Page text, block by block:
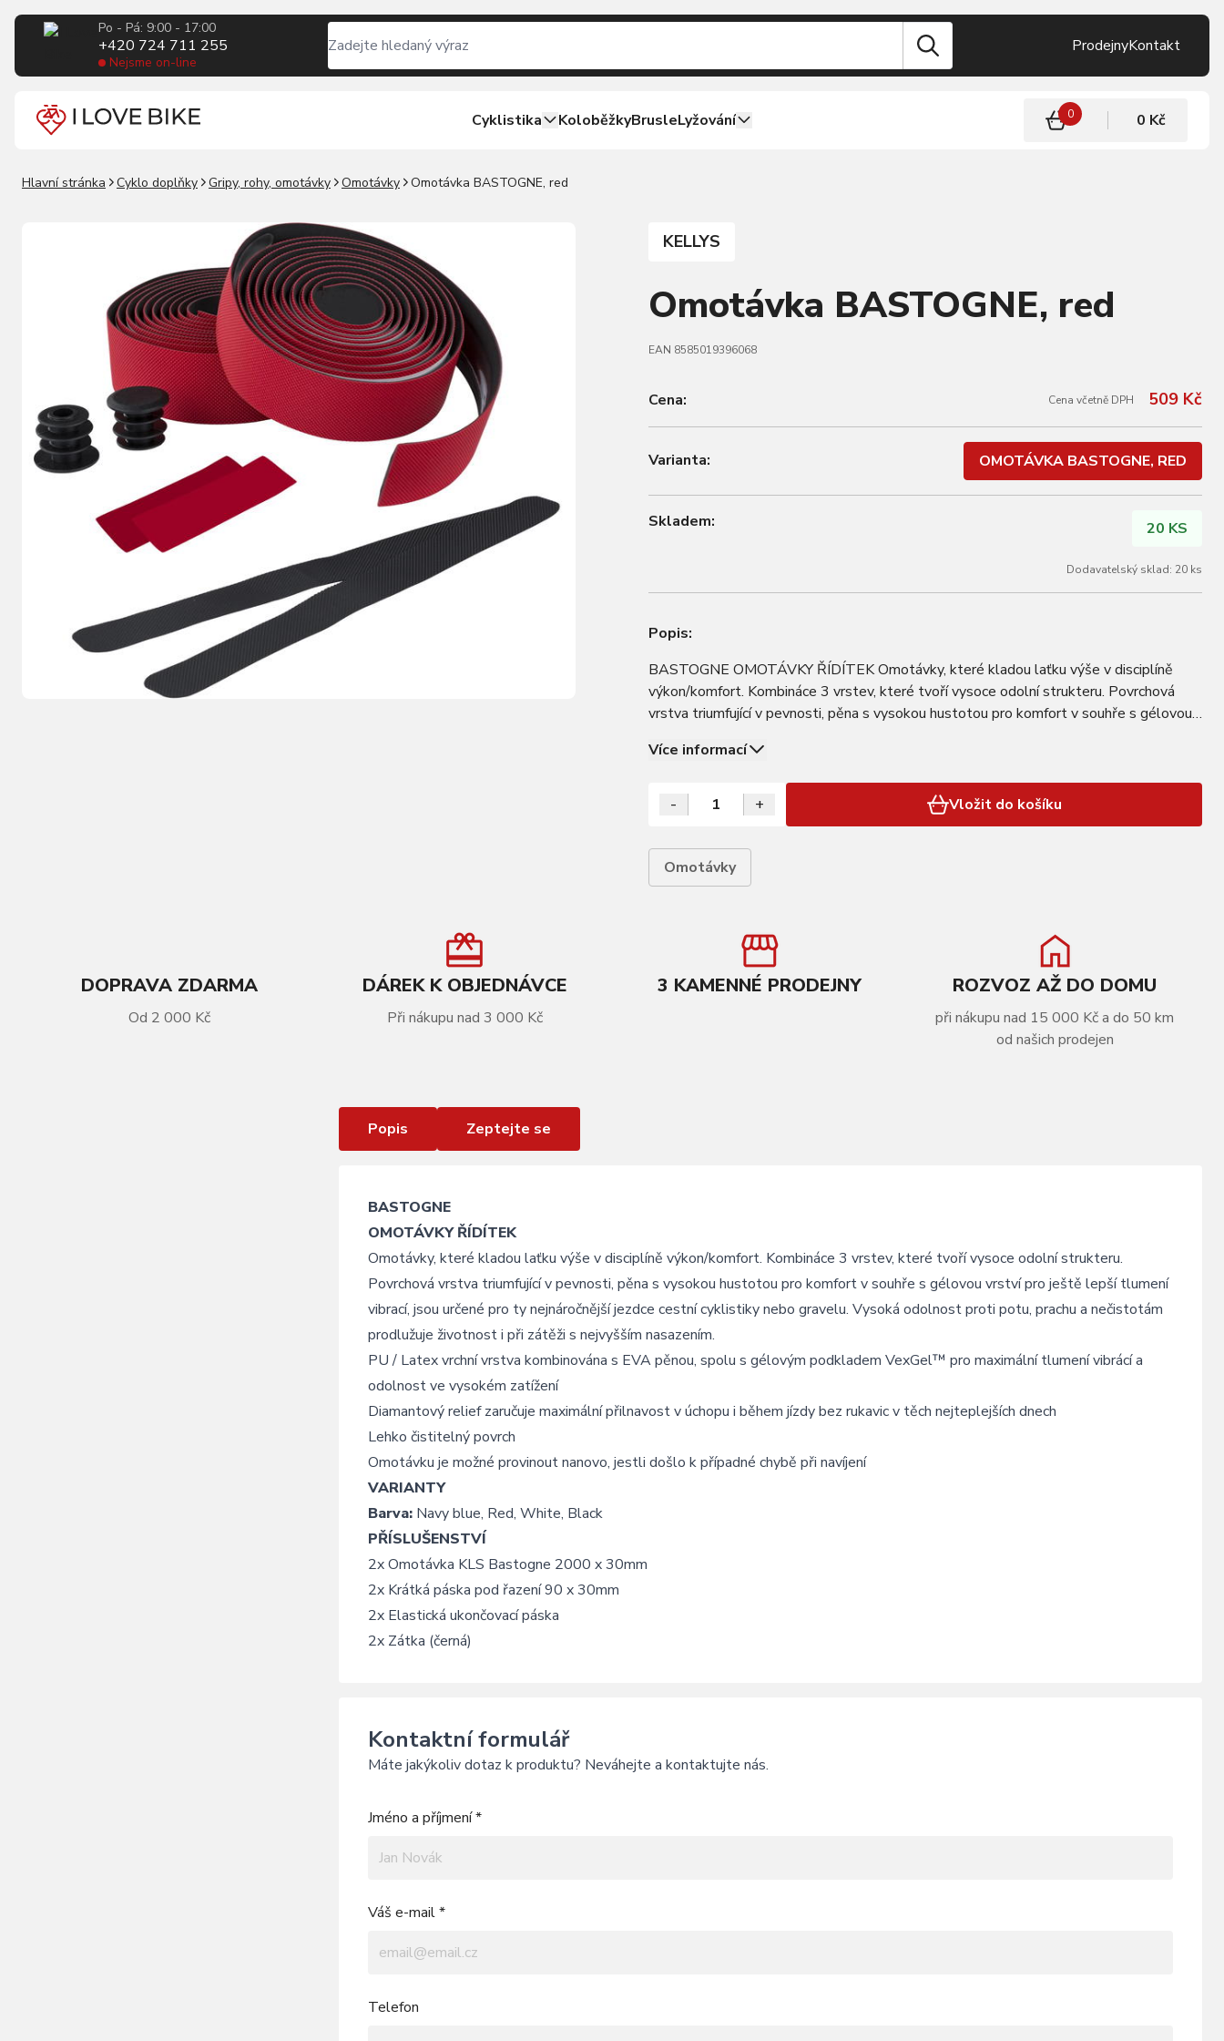
Po - Pá: 9:00 - 17:00
+420 724 711 255
Nejsme on-line
ProdejnyKontakt
Cyklistika KoloběžkyBrusleLyžování 0 0 Kč
Hlavní stránka Cyklo doplňky Gripy, rohy, omotávky Omotávky Omotávka BASTOGNE, red
KELLYS
Omotávka BASTOGNE, red
EAN 8585019396068
Cena: Cena včetně DPH 509 Kč
Varianta: OMOTÁVKA BASTOGNE, RED
Skladem: 20 KS
Dodavatelský sklad: 20 ks
Popis:
BASTOGNE OMOTÁVKY ŘÍDÍTEK Omotávky, které kladou laťku výše v disciplíně
výkon/komfort. Kombináce 3 vrstev, které tvoří vysoce odolní strukteru. Povrchová
vrstva triumfující v pevnosti, pěna s vysokou hustotou pro komfort v souhře s gélovou
Více informací
- + Vložit do košíku
Omotávky
DOPRAVA ZDARMA
Od 2 000 Kč
DÁREK K OBJEDNÁVCE
Při nákupu nad 3 000 Kč
3 KAMENNÉ PRODEJNY ROZVOZ AŽ DO DOMU
při nákupu nad 15 000 Kč a do 50 km
od našich prodejen
Popis Zeptejte se
BASTOGNE
OMOTÁVKY ŘÍDÍTEK
Omotávky, které kladou laťku výše v disciplíně výkon/komfort. Kombináce 3 vrstev, které tvoří vysoce odolní strukteru.
Povrchová vrstva triumfující v pevnosti, pěna s vysokou hustotou pro komfort v souhře s gélovou vrství pro ještě lepší tlumení
vibrací, jsou určené pro ty nejnáročnější jezdce cestní cyklistiky nebo gravelu. Vysoká odolnost proti potu, prachu a nečistotám
prodlužuje životnost i při zátěži s nejvyšším nasazením.
PU / Latex vrchní vrstva kombinována s EVA pěnou, spolu s gélovým podkladem VexGel™ pro maximální tlumení vibrácí a
odolnost ve vysokém zatížení
Diamantový relief zaručuje maximální přilnavost v úchopu i během jízdy bez rukavic v těch nejteplejších dnech
Lehko čistitelný povrch
Omotávku je možné provinout nanovo, jestli došlo k případné chybě při navíjení
VARIANTY
Barva: Navy blue, Red, White, Black
PŘÍSLUŠENSTVÍ
2x Omotávka KLS Bastogne 2000 x 30mm
2x Krátká páska pod řazení 90 x 30mm
2x Elastická ukončovací páska
2x Zátka (černá)
Kontaktní formulář
Máte jakýkoliv dotaz k produktu? Neváhejte a kontaktujte nás.
Jméno a příjmení *
Váš e-mail *
Telefon